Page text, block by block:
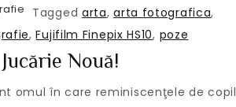
Tagged arta,arta fotografica,
,Fujifilm Finepix HS10, poze
Nouă!
omul în care reminiscenţele de copil